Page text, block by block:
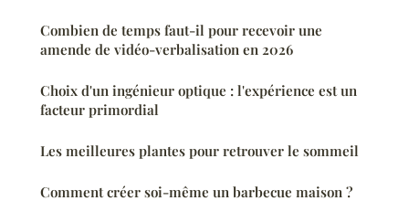
Combien de temps faut-il pour recevoir une
amende de vidéo-verbalisation en 2026
Choix d'un ingénieur optique : l'expérience est un
facteur primordial
Les meilleures plantes pour retrouver le sommeil
Comment créer soi-même un barbecue maison ?